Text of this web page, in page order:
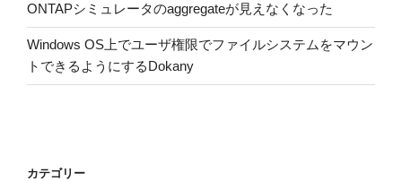
ONTAPシミュレータのaggregateが見えなくなった
Windows OS上でユーザ権限でファイルシステムをマウン
トできるようにするDokany
カテゴリー